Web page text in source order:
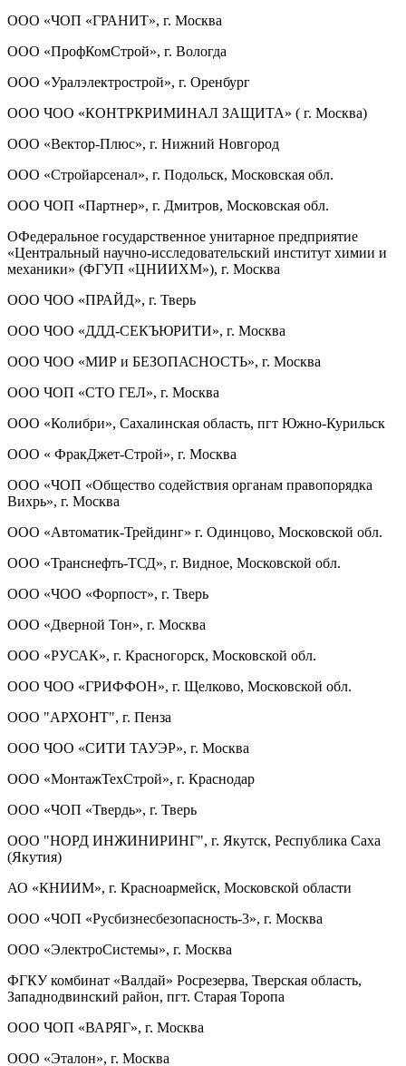
ООО «ЧОП «ГРАНИТ», г. Москва
ООО «ПрофКомСтрой», г. Вологда
ООО «Уралэлектрострой», г. Оренбург
ООО ЧОО «КОНТРКРИМИНАЛ ЗАЩИТА» ( г. Москва)
ООО «Вектор-Плюс», г. Нижний Новгород
ООО «Стройарсенал», г. Подольск, Московская обл.
ООО ЧОП «Партнер», г. Дмитров, Московская обл.
ОФедеральное государственное унитарное предприятие
«Центральный научно-исследовательский институт химии и
механики» (ФГУП «ЦНИИХМ»), г. Москва
ООО ЧОО «ПРАЙД», г. Тверь
ООО ЧОО «ДДД-СЕКЪЮРИТИ», г. Москва
ООО ЧОО «МИР и БЕЗОПАСНОСТЬ», г. Москва
ООО ЧОП «СТО ГЕЛ», г. Москва
ООО «Колибри», Сахалинская область, пгт Южно-Курильск
ООО « ФракДжет-Строй», г. Москва
ООО «ЧОП «Общество содействия органам правопорядка
Вихрь», г. Москва
ООО «Автоматик-Трейдинг» г. Одинцово, Московской обл.
ООО «Транснефть-ТСД», г. Видное, Московской обл.
ООО «ЧОО «Форпост», г. Тверь
ООО «Дверной Тон», г. Москва
ООО «РУСАК», г. Красногорск, Московской обл.
ООО ЧОО «ГРИФФОН», г. Щелково, Московской обл.
ООО "АРХОНТ", г. Пенза
ООО ЧОО «СИТИ ТАУЭР», г. Москва
ООО «МонтажТехСтрой», г. Краснодар
ООО «ЧОП «Твердь», г. Тверь
ООО "НОРД ИНЖИНИРИНГ", г. Якутск, Республика Саха
(Якутия)
АО «КНИИМ», г. Красноармейск, Московской области
ООО «ЧОП «Русбизнесбезопасность-3», г. Москва
ООО «ЭлектроСистемы», г. Москва
ФГКУ комбинат «Валдай» Росрезерва, Тверская область,
Западнодвинский район, пгт. Старая Торопа
ООО ЧОП «ВАРЯГ», г. Москва
ООО «Эталон», г. Москва